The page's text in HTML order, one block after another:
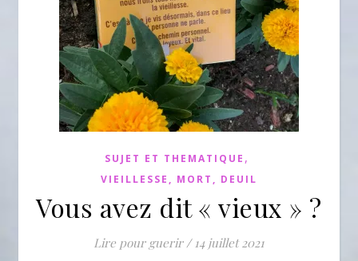
SUJET ET THEMATIQUE ,
VIEILLESSE, MORT, DEUIL
Vous avez dit « vieux » ?
Lire pour guerir / 14 juillet 2021